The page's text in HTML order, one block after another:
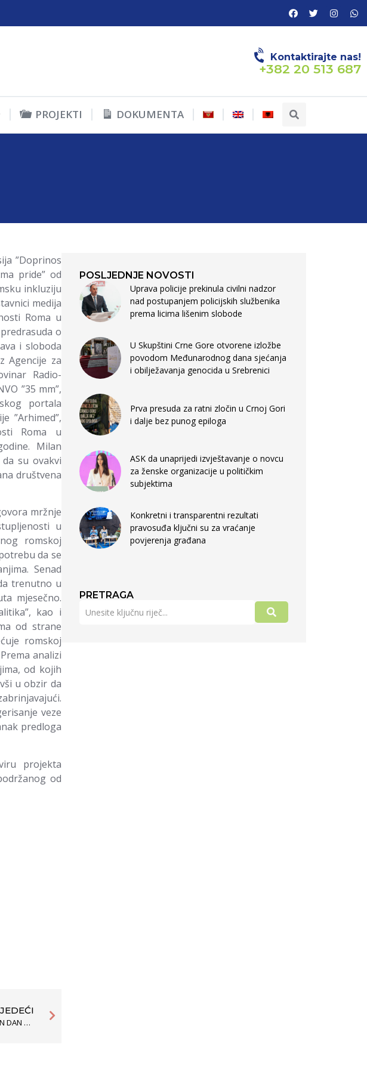
Kontaktirajte nas!
+382 20 513 687
PROJEKTI DOKUMENTA
”Doprinos
pride” od
inkluziju
medija
Roma u
o
i sloboda
Agencije za
Radio-
”35 mm”,
portala
”Arhimed”,
Roma u
Milan
su ovakvi
društvena
mržnje
u
romskoj
da se
Senad
trenutno u
mjesečno.
kao i
od strane
romskoj
analizi
od kojih
u obzir da
veze
predloga
projekta
od
POTRAGOM ZA PRAVIMA MLADIH OBILJEŽEN DAN MLADIH
POSLJEDNJE NOVOSTI
Uprava policije prekinula civilni nadzor
nad postupanjem policijskih službenika
prema licima lišenim slobode
U Skupštini Crne Gore otvorene izložbe
povodom Međunarodnog dana sjećanja
i obilježavanja genocida u Srebrenici
Prva presuda za ratni zločin u Crnoj Gori
i dalje bez punog epiloga
ASK da unaprijedi izvještavanje o novcu
za ženske organizacije u političkim
subjektima
Konkretni i transparentni rezultati
pravosuđa ključni su za vraćanje
povjerenja građana
PRETRAGA